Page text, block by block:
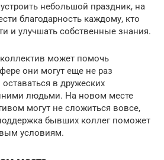
небольшой праздник, на
благодарность каждому, кто
и улучшать собственные знания.
может помочь
они могут еще не раз
в дружеских
людьми. На новом месте
могут не сложиться вовсе,
бывших коллег поможет
условиям.